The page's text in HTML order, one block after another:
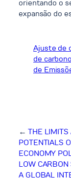
orientando o
expansão do
Ajuste de
de carbono
de
← THE LIMITS
POTENTIALS
ECONOMY
LOW CARBON
A GLOBAL